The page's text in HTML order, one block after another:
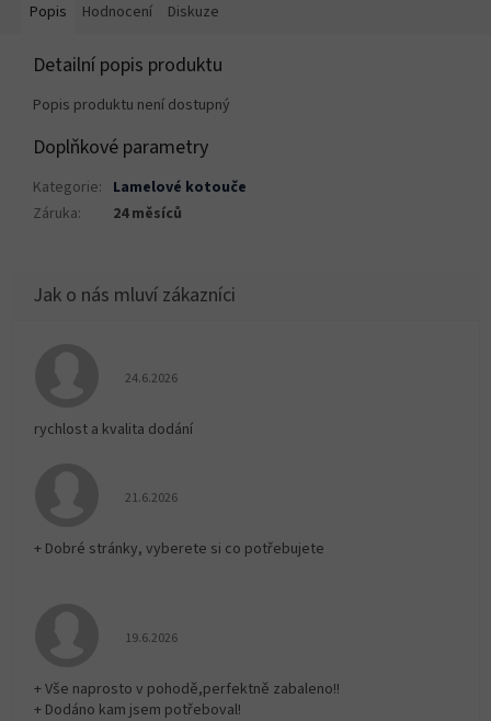
Popis Hodnocení Diskuze
Detailní popis produktu
Popis produktu není dostupný
Doplňkové parametry
Kategorie: Lamelové kotouče
Záruka: 24 měsíců
Hodnocení obchodu je 5 z 5 hvězdiček.
24.6.2026
rychlost a kvalita dodání
Hodnocení obchodu je 5 z 5 hvězdiček.
21.6.2026
+ Dobré stránky, vyberete si co potřebujete
Hodnocení obchodu je 5 z 5 hvězdiček.
19.6.2026
+ Vše naprosto v pohodě,perfektně zabaleno!!
+ Dodáno kam jsem potřeboval!